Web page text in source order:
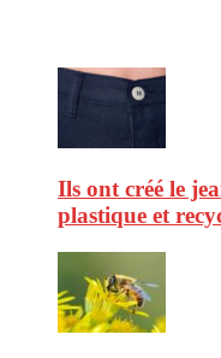
Ils ont créé le
plastique et